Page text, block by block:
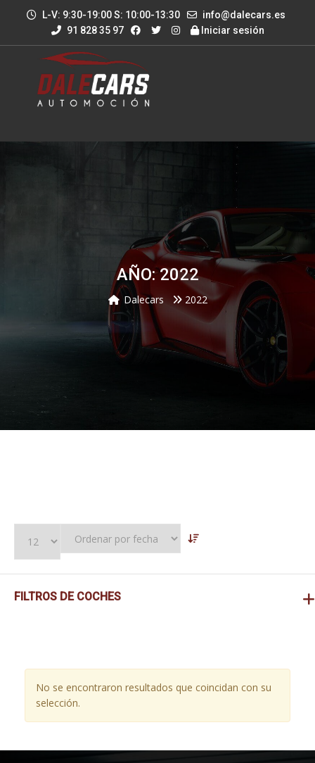
L-V: 9:30-19:00 S: 10:00-13:30
info@dalecars.es
91 828 35 97
Iniciar sesión
AÑO: 2022
Dalecars 2022
FILTROS DE COCHES
No se encontraron resultados que coincidan con su
selección.